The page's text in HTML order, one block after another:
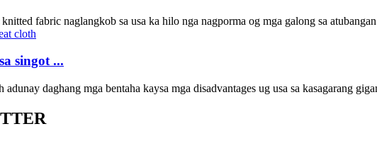
fabric naglangkob sa usa ka hilo nga nagporma og mga galong sa
singot ...
daghang mga bentaha kaysa mga disadvantages ug usa sa kasagarang